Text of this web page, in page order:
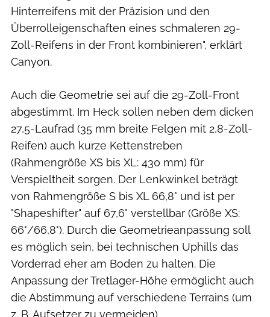
Hinterreifens mit der Präzision und den
Überrolleigenschaften eines schmaleren 29-
Zoll-Reifens in der Front kombinieren", erklärt
Canyon.
Auch die Geometrie sei auf die 29-Zoll-Front
abgestimmt. Im Heck sollen neben dem dicken
27,5-Laufrad (35 mm breite Felgen mit 2,8-Zoll-
Reifen) auch kurze Kettenstreben
(Rahmengröße XS bis XL: 430 mm) für
Verspieltheit sorgen. Der Lenkwinkel beträgt
von Rahmengröße S bis XL 66,8° und ist per
"Shapeshifter" auf 67,6° verstellbar (Größe XS:
66°/66,8°). Durch die Geometrieanpassung soll
es möglich sein, bei technischen Uphills das
Vorderrad eher am Boden zu halten. Die
Anpassung der Tretlager-Höhe ermöglicht auch
die Abstimmung auf verschiedene Terrains (um
z. B. Aufsetzer zu vermeiden).